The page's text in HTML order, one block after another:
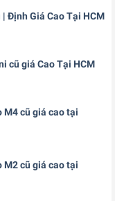
Định Giá Cao Tại HCM
cũ giá Cao Tại HCM
M4 cũ giá cao tại
M2 cũ giá cao tại